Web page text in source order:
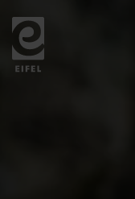
Zurück
zur
Startseite